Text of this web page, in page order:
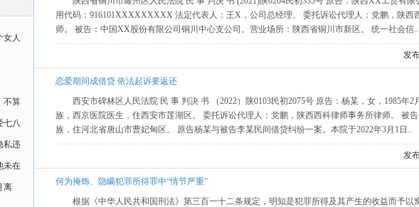
用代码：916101XXXXXXXXX 法定代表人：王X，公司总经理。 委托诉讼代理人：党鹏，陕西
师。 被告：中国XX股份有限公司铜川中心支公司。营业场所：陕西省铜川市新区。 统一社会信..
发
恋爱期间成借贷 依法起诉要返还
西安市碑林区人民法院 民 事 判决 书 （2022）陕0103民初2075号 原告：杨某，女，1985年2
族，西京医院医生，住西安市莲湖区。 委托诉讼代理人：党鹏，陕西西科律师事务所律师。 被
族，住河北省唐山市曹妃甸区。 原告杨某与被告李某民间借贷纠纷一案。本院于2022年3月1日..
发
何为掩饰、隐瞒犯罪所得罪中“情节严重”
根据《中华人民共和国刑法》第三百一十二条规定，明知是犯罪所得及其产生的收益而予以
女人
不算
七八
私违
未在
离